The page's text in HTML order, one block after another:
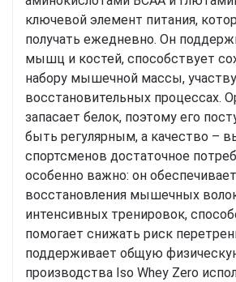
ключевой элемент питания,
получать ежедневно. Он
мышц и костей, способствует
набору мышечной массы,
восстановительных процессах.
запасает белок, поэтому его
быть регулярным, а качество –
спортсменов достаточное
особенно важно: он
восстановления мышечных
интенсивных тренировок,
помогает снижать риск
поддерживает общую
производства Iso Whey Zero